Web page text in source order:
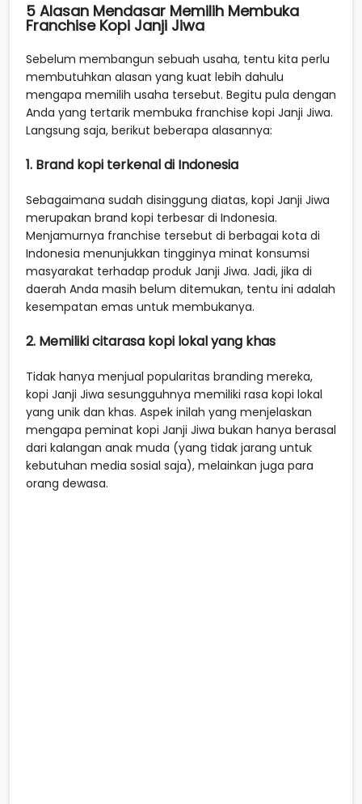
5 Alasan Mendasar Memilih Membuka
Franchise Kopi Janji Jiwa
Sebelum membangun sebuah usaha, tentu kita perlu
membutuhkan alasan yang kuat lebih dahulu
mengapa memilih usaha tersebut. Begitu pula dengan
Anda yang tertarik membuka franchise kopi Janji Jiwa.
Langsung saja, berikut beberapa alasannya:
1. Brand kopi terkenal di Indonesia
Sebagaimana sudah disinggung diatas, kopi Janji Jiwa
merupakan brand kopi terbesar di Indonesia.
Menjamurnya franchise tersebut di berbagai kota di
Indonesia menunjukkan tingginya minat konsumsi
masyarakat terhadap produk Janji Jiwa. Jadi, jika di
daerah Anda masih belum ditemukan, tentu ini adalah
kesempatan emas untuk membukanya.
2. Memiliki citarasa kopi lokal yang khas
Tidak hanya menjual popularitas branding mereka,
kopi Janji Jiwa sesungguhnya memiliki rasa kopi lokal
yang unik dan khas. Aspek inilah yang menjelaskan
mengapa peminat kopi Janji Jiwa bukan hanya berasal
dari kalangan anak muda (yang tidak jarang untuk
kebutuhan media sosial saja), melainkan juga para
orang dewasa.